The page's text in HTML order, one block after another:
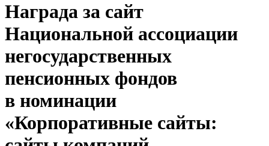
Награда за сайт
Национальной ассоциации
негосударственных
пенсионных фондов
в номинации
«Корпоративные сайты: